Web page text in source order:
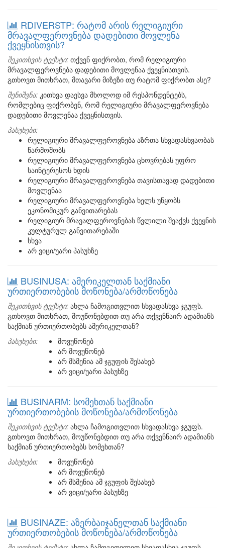
RDIVERSTP: რატომ არის რელიგიური
მრავალფეროვნება დადებითი მოვლენა
ქვეყნისთვის?
შეკითხვის ტექსტი: თქვენ ფიქრობთ, რომ რელიგიური
მრავალფეროვნება დადებითი მოვლენაა ქვეყნისთვის.
გთხოვთ მითხრათ, მთავარი მიზეზი თუ რატომ ფიქრობთ ასე?
შენიშვნა: კითხვა დაესვა მხოლოდ იმ რესპონდენტებს,
რომლებიც ფიქრობენ, რომ რელიგიური მრავალფეროვნება
დადებითი მოვლენაა ქვეყნისთვის.
პასუხები:
რელიგიური მრავალფეროვნება აზრთა სხვადასხვაობას
წარმოშობს
რელიგიური მრავალფეროვნება ცხოვრებას უფრო
საინტერესოს ხდის
რელიგიური მრავალფეროვნება თავისთავად დადებითი
მოვლენაა
რელიგიური მრავალფეროვნება ხელს უწყობს
ეკონომიკურ განვითარებას
რელიგიურ მრავალფეროვნებას წვლილი შეაქვს ქვეყნის
კულტურულ განვითარებაში
სხვა
არ ვიცი/უარი პასუხზე
BUSINUSA: ამერიკელთან საქმიანი
ურთიერთობების მოწონება/არმოწონება
შეკითხვის ტექსტი: ახლა ჩამოგითვლით სხვადასხვა ჯგუფს.
გთხოვთ მითხრათ, მოუწონებდით თუ არა თქვენნაირ ადამიანს
საქმიან ურთიერთობებს ამერიკელთან?
პასუხები:
მოვუწონებ
არ მოვუწონებ
არ მსმენია ამ ჯგუფის შესახებ
არ ვიცი/უარი პასუხზე
BUSINARM: სომეხთან საქმიანი
ურთიერთობების მოწონება/არმოწონება
შეკითხვის ტექსტი: ახლა ჩამოგითვლით სხვადასხვა ჯგუფს.
გთხოვთ მითხრათ, მოუწონებდით თუ არა თქვენნაირ ადამიანს
საქმიან ურთიერთობებს სომეხთან?
პასუხები:
მოვუწონებ
არ მოვუწონებ
არ მსმენია ამ ჯგუფის შესახებ
არ ვიცი/უარი პასუხზე
BUSINAZE: აზერბაიჯანელთან საქმიანი
ურთიერთობების მოწონება/არმოწონება